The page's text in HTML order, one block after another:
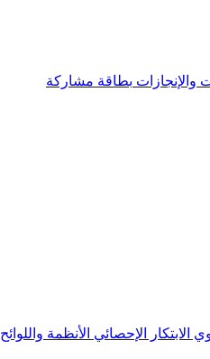
والإنجازات بطاقة مشاركة
الابتكار الإحصائي الأنظمة واللوائح